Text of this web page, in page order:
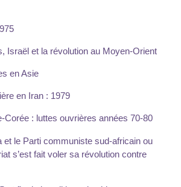
Israël et la révolution au Moyen-Orient
en Asie
en Iran : 1979
Corée : luttes ouvrières années 70-80
et le Parti communiste sud-africain ou
s’est fait voler sa révolution contre